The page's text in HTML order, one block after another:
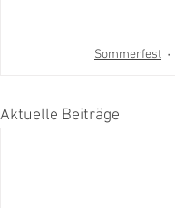
Sommerfest
Aktuelle Beiträge